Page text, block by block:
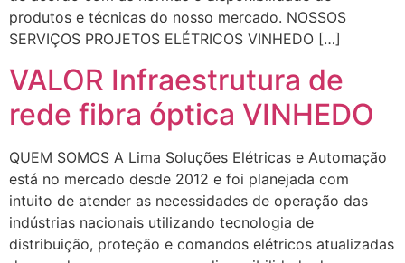
produtos e técnicas do nosso mercado. NOSSOS
SERVIÇOS PROJETOS ELÉTRICOS VINHEDO […]
VALOR Infraestrutura de
rede fibra óptica VINHEDO
QUEM SOMOS A Lima Soluções Elétricas e Automação
está no mercado desde 2012 e foi planejada com
intuito de atender as necessidades de operação das
indústrias nacionais utilizando tecnologia de
distribuição, proteção e comandos elétricos atualizadas